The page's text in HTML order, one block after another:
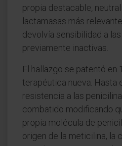
propia destacable,
lactamasas más
devolvía sensibilidad a
previamente inactivas.
El hallazgo se patentó en
terapéutica nueva. Hasta
resistencia a las
combatido modificando
propia molécula de
origen de la meticilina, la